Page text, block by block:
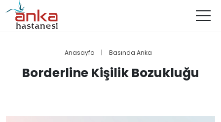
Anasayfa | Basında Anka
Borderline Kişilik Bozukluğu